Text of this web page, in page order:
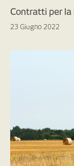
Contratti per
23 Giugno 2022